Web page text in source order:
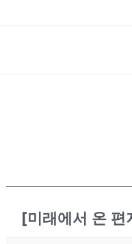
[미래에서 온